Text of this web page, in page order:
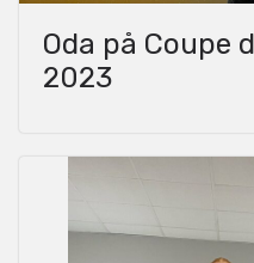
Oda på Coupe
2023